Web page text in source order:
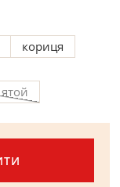
кориця